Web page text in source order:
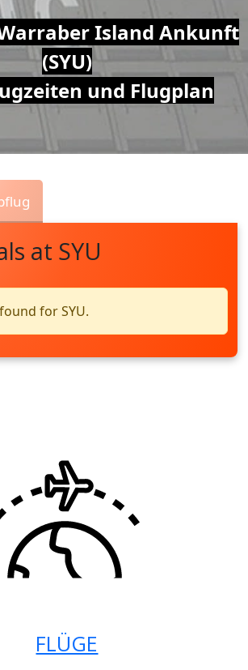
Island Ankunft
(SYU)
und Flugplan
at SYU
for SYU.
FLÜGE